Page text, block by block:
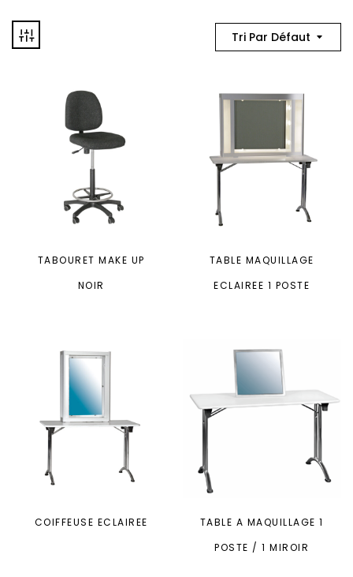
Tri Par Défaut
TABOURET MAKE UP
NOIR
TABLE MAQUILLAGE
ECLAIREE 1 POSTE
COIFFEUSE ECLAIREE
TABLE A MAQUILLAGE 1
POSTE / 1 MIROIR